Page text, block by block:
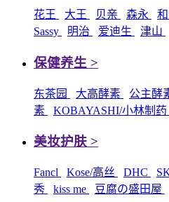
花王 大王 贝亲 森永
Sassy
明治 爱迪生 津山
保健养生 >
东茶园 大高酵素 公主酵
素
KOBAYASHI/小林制药
美妆护肤 >
Fancl Kose/高丝 DHC
秀
kiss me 豆腐の盛田屋